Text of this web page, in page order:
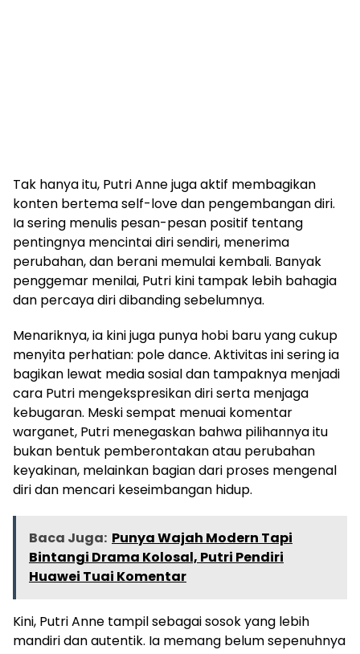
Tak hanya itu, Putri Anne juga aktif membagikan
konten bertema self-love dan pengembangan diri.
Ia sering menulis pesan-pesan positif tentang
pentingnya mencintai diri sendiri, menerima
perubahan, dan berani memulai kembali. Banyak
penggemar menilai, Putri kini tampak lebih bahagia
dan percaya diri dibanding sebelumnya.
Menariknya, ia kini juga punya hobi baru yang cukup
menyita perhatian: pole dance. Aktivitas ini sering ia
bagikan lewat media sosial dan tampaknya menjadi
cara Putri mengekspresikan diri serta menjaga
kebugaran. Meski sempat menuai komentar
warganet, Putri menegaskan bahwa pilihannya itu
bukan bentuk pemberontakan atau perubahan
keyakinan, melainkan bagian dari proses mengenal
diri dan mencari keseimbangan hidup.
Baca Juga: Punya Wajah Modern Tapi
Bintangi Drama Kolosal, Putri Pendiri
Huawei Tuai Komentar
Kini, Putri Anne tampil sebagai sosok yang lebih
mandiri dan autentik. Ia memang belum sepenuhnya